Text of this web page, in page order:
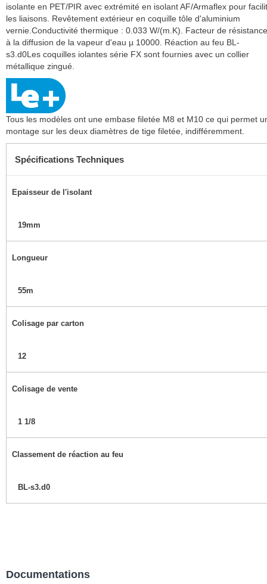
isolante en PET/PIR avec extrémité en isolant AF/Armaflex pour
les liaisons. Revêtement extérieur en coquille tôle d'aluminium
vernie.Conductivité thermique : 0.033 W/(m.K). Facteur de résistance
à la diffusion de la vapeur d'eau µ 10000. Réaction au feu BL-
s3.d0Les coquilles iolantes série FX sont fournies avec un collier
métallique zingué.
Tous les modèles ont une embase filetée M8 et M10 ce qui permet
montage sur les deux diamètres de tige filetée, indifféremment.
Spécifications Techniques
Epaisseur de l'isolant
19mm
Longueur
55m
Colisage par carton
12
Colisage de vente
1 1/8
Classement de réaction au feu
BL-s3.d0
Documentations